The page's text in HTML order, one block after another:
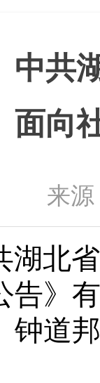
中共
面向
来
湖北
告》
钟道